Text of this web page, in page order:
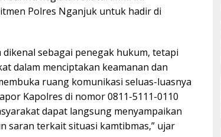
Polres Nganjuk untuk hadir di
sebagai penegak hukum, tetapi
dalam menciptakan keamanan dan
ruang komunikasi seluas-luasnya
Kapolres di nomor 0811-5111-0110
dapat langsung menyampaikan
saran terkait situasi kamtibmas,” ujar